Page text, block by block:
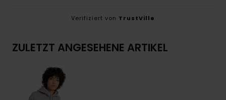
Verifiziert von TrustVille
ZULETZT ANGESEHENE ARTIKEL